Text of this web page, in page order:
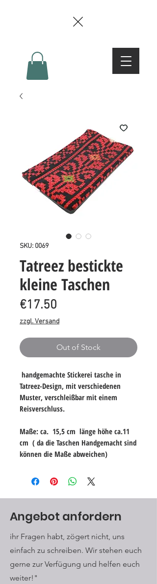
SKU: 0069
Tatreez bestickte
kleine Taschen
€17.50
zzgl. Versand
Out of Stock
handgemachte Stickerei tasche in
Tatreez-Design, mit verschiedenen
Muster, verschleißbar mit einem
Reisverschluss.
Maße: ca. 15,5 cm länge höhe ca.11
cm ( da die Taschen Handgemacht sind
können die Maße abweichen)
Angebot anfordern
ihr Fragen habt, zögert nicht, uns
einfach zu schreiben. Wir stehen euch
gerne zur Verfügung und helfen euch
weiter!"